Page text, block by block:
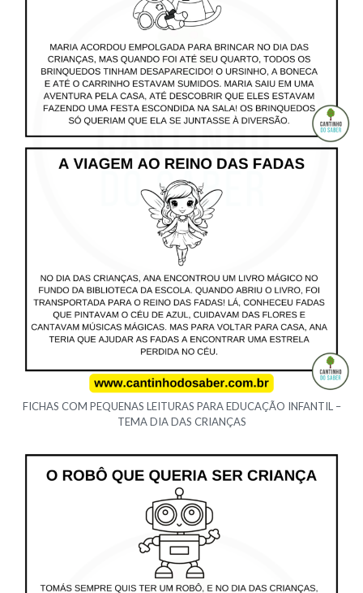
FICHAS COM PEQUENAS LEITURAS PARA EDUCAÇÃO INFANTIL –
TEMA DIA DAS CRIANÇAS